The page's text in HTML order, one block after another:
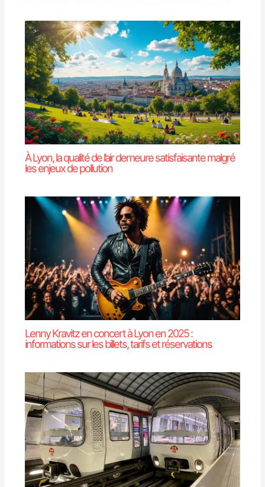
À Lyon, la qualité de l’air demeure satisfaisante malgré
les enjeux de pollution
Lenny Kravitz en concert à Lyon en 2025 :
informations sur les billets, tarifs et réservations